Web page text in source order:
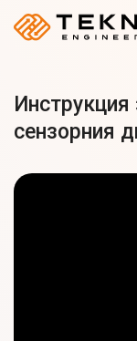
Инструкция
сензорния